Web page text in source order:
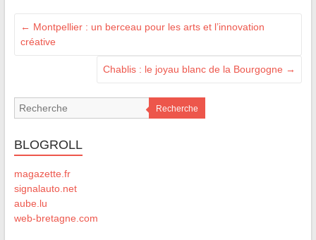
← Montpellier : un berceau pour les arts et l’innovation
créative
Chablis : le joyau blanc de la Bourgogne →
Recherche
BLOGROLL
magazette.fr
signalauto.net
aube.lu
web-bretagne.com